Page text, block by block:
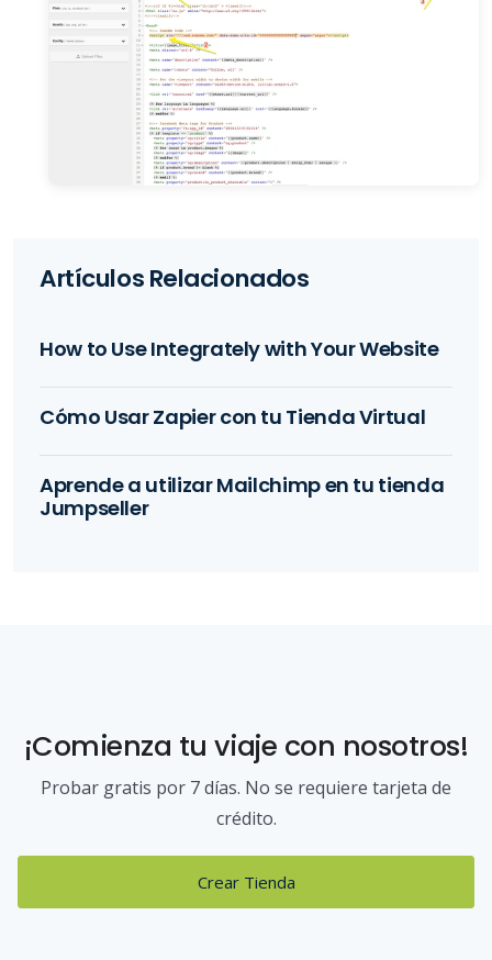
Artículos Relacionados
How to Use Integrately with Your Website
Cómo Usar Zapier con tu Tienda Virtual
Aprende a utilizar Mailchimp en tu tienda
Jumpseller
¡Comienza tu viaje con nosotros!
Probar gratis por 7 días. No se requiere tarjeta de
crédito.
Crear Tienda